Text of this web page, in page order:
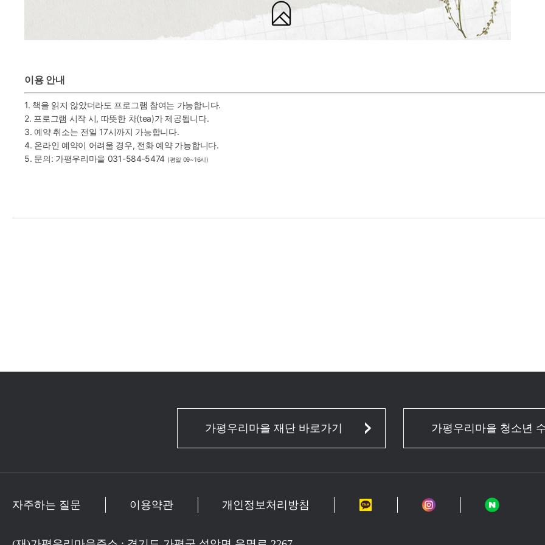
이용 안내
1. 책을 읽지 않았더라도 프로그램 참여는 가능합니다.
2. 프로그램 시작 시, 따뜻한 차(tea)가 제공됩니다.
3.예약 취소는 전일 17시까지 가능합니다.
4. 온라인 예약이 어려울 경우, 전화 예약 가능합니다.
5. 문의: 가평우리마을 031-584-5474 (평일 09~16시)
가평우리마을 재단 바로가기 가평우리마을 청소년
자주하는 질문 이용약관 개인정보처리방침